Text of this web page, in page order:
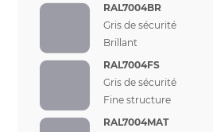
RAL7004BR
Gris de sécurité
Brillant
RAL7004FS
Gris de sécurité
Fine structure
RAL7004MAT